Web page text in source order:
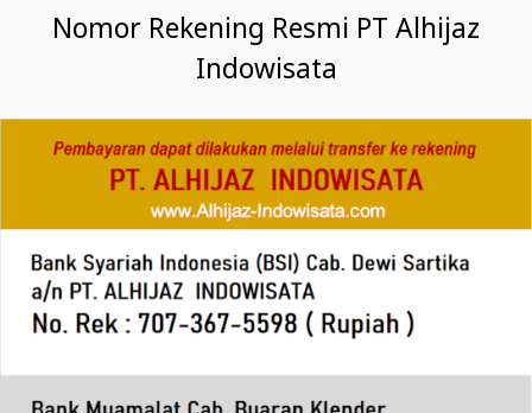
Nomor Rekening Resmi PT Alhijaz
Indowisata